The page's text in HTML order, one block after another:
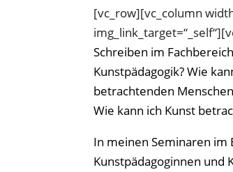
[vc_row][vc_column
Schreiben im
Kunstpädagogik? Wie
betrachtenden
Wie kann ich Kunst
In meinen Seminaren
Kunstpädagoginnen und